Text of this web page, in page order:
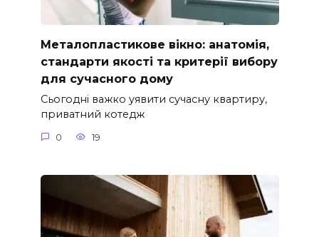
Металопластикове вікно: анатомія,
стандарти якості та критерії вибору
для сучасного дому
Сьогодні важко уявити сучасну квартиру,
приватний котедж
0 19